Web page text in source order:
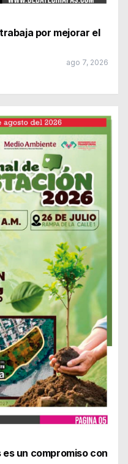
por mejorar el
ago 7, 2026
un compromiso con